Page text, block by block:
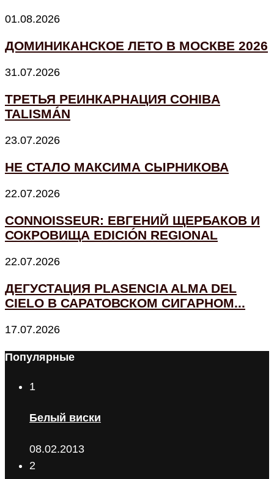
01.08.2026
ДОМИНИКАНСКОЕ ЛЕТО В МОСКВЕ 2026
31.07.2026
ТРЕТЬЯ РЕИНКАРНАЦИЯ COHIBA
TALISMÁN
23.07.2026
НЕ СТАЛО МАКСИМА СЫРНИКОВА
22.07.2026
CONNOISSEUR: ЕВГЕНИЙ ЩЕРБАКОВ И
СОКРОВИЩА EDICIÓN REGIONAL
22.07.2026
ДЕГУСТАЦИЯ PLASENCIA ALMA DEL
CIELO В САРАТОВСКОМ СИГАРНОМ...
17.07.2026
Популярные
1
Белый виски
08.02.2013
2